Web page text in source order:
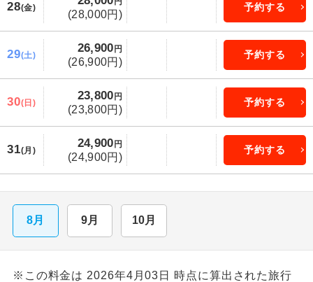
28(金)
(28,000円)
予約する
29(土)
26,900 円
(26,900円)
予約する
30(日)
23,800 円
(23,800円)
予約する
31(月)
24,900 円
(24,900円)
予約する
8月 9月 10月
※この料金は 2026年4月03日 時点に算出された旅行